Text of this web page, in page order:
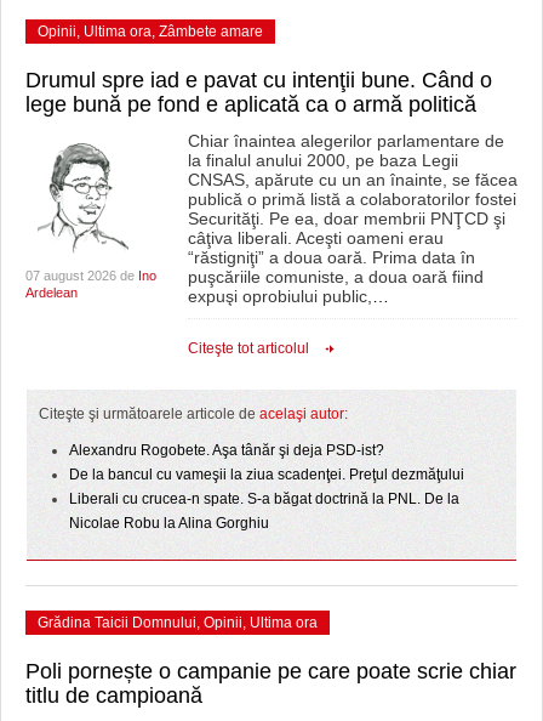
Opinii, Ultima ora, Zâmbete amare
Drumul spre iad e pavat cu intenţii bune. Când o
lege bună pe fond e aplicată ca o armă politică
07 august 2026 de Ino
Ardelean
Chiar înaintea alegerilor parlamentare de
la finalul anului 2000, pe baza Legii
CNSAS, apărute cu un an înainte, se făcea
publică o primă listă a colaboratorilor fostei
Securităţi. Pe ea, doar membrii PNŢCD şi
câţiva liberali. Aceşti oameni erau
“răstigniţi” a doua oară. Prima data în
puşcăriile comuniste, a doua oară fiind
expuşi oprobiului public,…
Citeşte tot articolul
Citeşte şi următoarele articole de acelaşi autor:
Alexandru Rogobete. Aşa tânăr şi deja PSD-ist?
De la bancul cu vameşii la ziua scadenţei. Preţul dezmăţului
Liberali cu crucea-n spate. S-a băgat doctrină la PNL. De la
Nicolae Robu la Alina Gorghiu
Grădina Taicii Domnului, Opinii, Ultima ora
Poli pornește o campanie pe care poate scrie chiar
titlu de campioană